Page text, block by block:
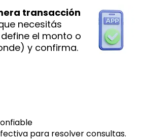
transacción
necesitás
el monto o
y confirma.
para resolver consultas.